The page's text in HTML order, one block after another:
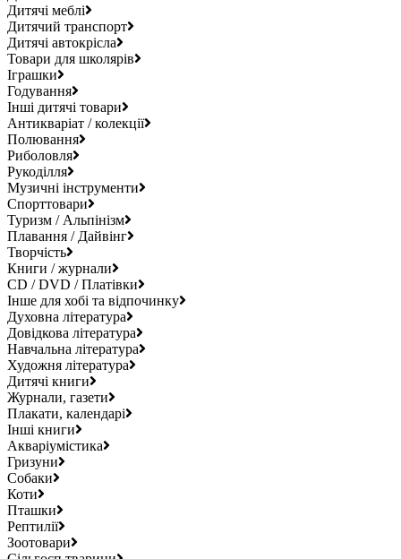
Дитячі меблі
Дитячий транспорт
Дитячі автокрісла
Товари для школярів
Іграшки
Годування
Інші дитячі товари
Антикваріат / колекції
Полювання
Риболовля
Рукоділля
Музичні інструменти
Спорттовари
Туризм / Альпінізм
Плавання / Дайвінг
Творчість
Книги / журнали
CD / DVD / Платівки
Інше для хобі та відпочинку
Духовна література
Довідкова література
Навчальна література
Художня література
Дитячі книги
Журнали, газети
Плакати, календарі
Інші книги
Акваріумістика
Гризуни
Собаки
Коти
Пташки
Рептилії
Зоотовари